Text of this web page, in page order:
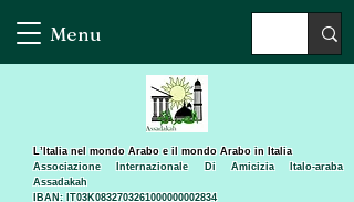
Menu
L’Italia nel mondo Arabo e il mondo Arabo in Italia
Associazione Internazionale Di Amicizia Italo-araba
Assadakah
IBAN: IT03K0832703261000000002834